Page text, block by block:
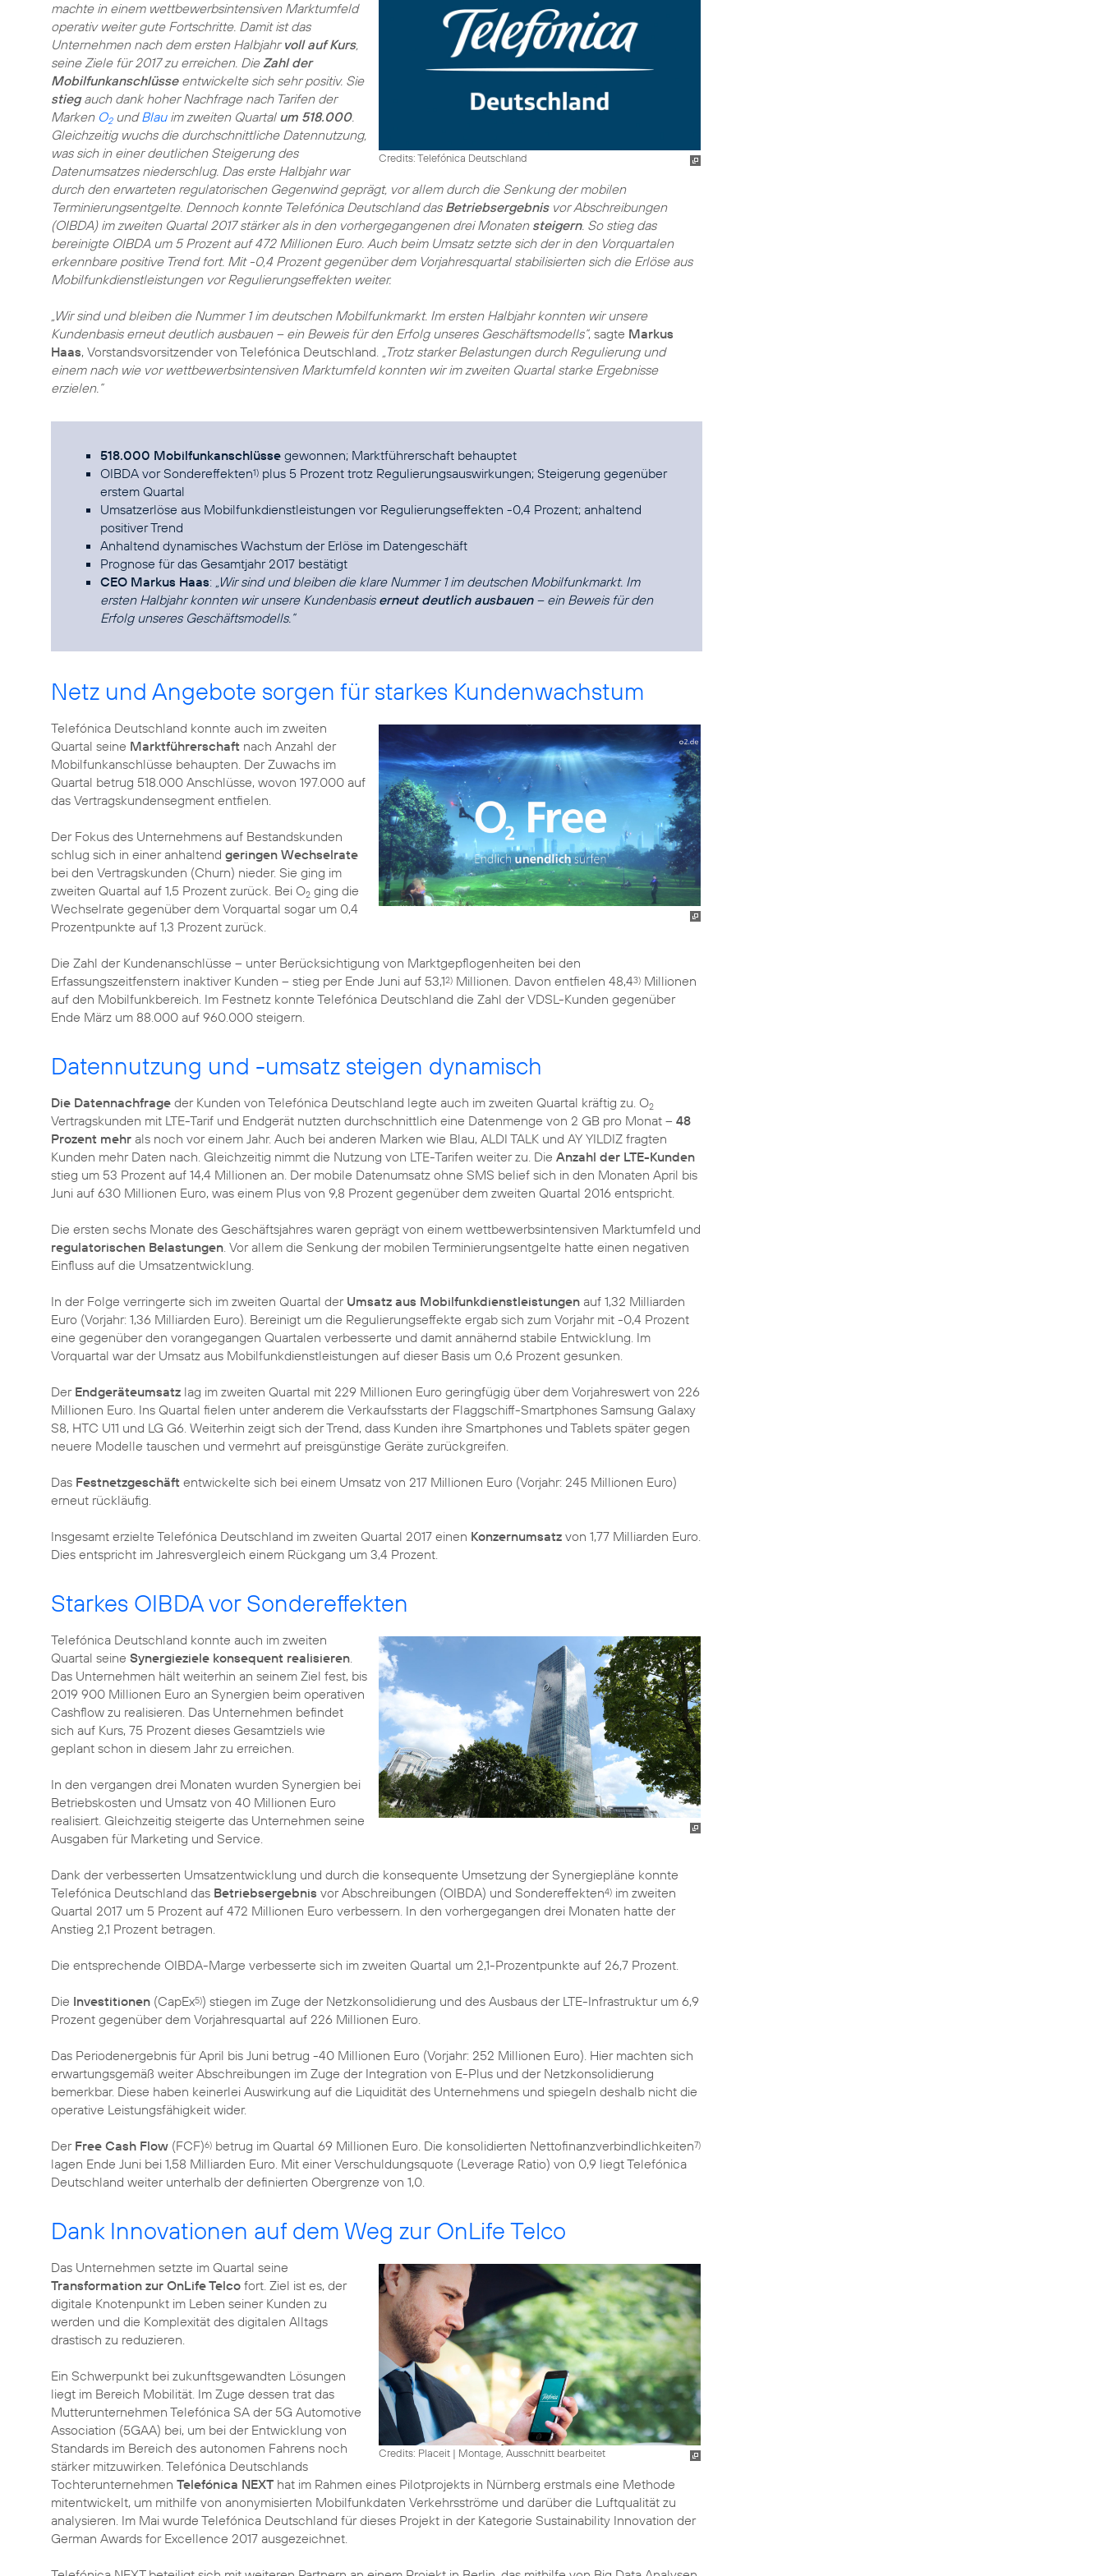
Credits: Telefónica Deutschland
machte in einem wettbewerbsintensiven Marktumfeld
operativ weiter gute Fortschritte. Damit ist das
Unternehmen nach dem ersten Halbjahr voll auf Kurs,
seine Ziele für 2017 zu erreichen. DieZahl der
Mobilfunkanschlüsseentwickelte sich sehr positiv. Sie
stiegauch dank hoher Nachfrage nach Tarifen der
Marken O2undBlauim zweiten Quartal um 518.000.
Gleichzeitig wuchs die durchschnittliche Datennutzung,
was sich in einer deutlichen Steigerung des
Datenumsatzes niederschlug. Das erste Halbjahr war
durch den erwarteten regulatorischen Gegenwind geprägt, vor allem durch die Senkung der mobilen
Terminierungsentgelte. Dennoch konnte Telefónica Deutschland das Betriebsergebnisvor Abschreibungen
(OIBDA) im zweiten Quartal 2017 stärker als in den vorhergegangenen drei Monaten steigern. So stieg das
bereinigte OIBDA um 5 Prozent auf 472 Millionen Euro. Auch beim Umsatz setzte sich der in den Vorquartalen
erkennbare positive Trend fort. Mit -0,4 Prozent gegenüber dem Vorjahresquartal stabilisierten sich die Erlöse aus
Mobilfunkdienstleistungen vor Regulierungseffekten weiter.
„Wir sind und bleiben die Nummer 1 im deutschen Mobilfunkmarkt. Im ersten Halbjahr konnten wir unsere
Kundenbasis erneut deutlich ausbauen – ein Beweis für den Erfolg unseres Geschäftsmodells“, sagte Markus
Haas, Vorstandsvorsitzender von Telefónica Deutschland. „Trotz starker Belastungen durch Regulierung und
einem nach wie vor wettbewerbsintensiven Marktumfeld konnten wir im zweiten Quartal starke Ergebnisse
erzielen.“
518.000 Mobilfunkanschlüsse gewonnen; Marktführerschaft behauptet
OIBDA vor Sondereffekten1) plus 5 Prozent trotz Regulierungsauswirkungen; Steigerung gegenüber
erstem Quartal
Umsatzerlöse aus Mobilfunkdienstleistungen vor Regulierungseffekten -0,4 Prozent; anhaltend
positiver Trend
Anhaltend dynamisches Wachstum der Erlöse im Datengeschäft
Prognose für das Gesamtjahr 2017 bestätigt
CEO Markus Haas: „Wir sind und bleiben die klare Nummer 1 im deutschen Mobilfunkmarkt. Im
ersten Halbjahr konnten wir unsere Kundenbasis erneut deutlich ausbauen– ein Beweis für den
Erfolg unseres Geschäftsmodells.“
Netz und Angebote sorgen für starkes Kundenwachstum
Telefónica Deutschland konnte auch im zweiten
Quartal seine Marktführerschaft nach Anzahl der
Mobilfunkanschlüsse behaupten. Der Zuwachs im
Quartal betrug 518.000 Anschlüsse, wovon 197.000 auf
das Vertragskundensegment entfielen.
Der Fokus des Unternehmens auf Bestandskunden
schlug sich in einer anhaltend geringen Wechselrate
bei den Vertragskunden (Churn) nieder. Sie ging im
zweiten Quartal auf 1,5 Prozent zurück. Bei O2 ging die
Wechselrate gegenüber dem Vorquartal sogar um 0,4
Prozentpunkte auf 1,3 Prozent zurück.
Die Zahl der Kundenanschlüsse – unter Berücksichtigung von Marktgepflogenheiten bei den
Erfassungszeitfenstern inaktiver Kunden – stieg per Ende Juni auf 53,12) Millionen. Davon entfielen 48,43) Millionen
auf den Mobilfunkbereich. Im Festnetz konnte Telefónica Deutschland die Zahl der VDSL-Kunden gegenüber
Ende März um 88.000 auf 960.000 steigern.
Datennutzung und -umsatz steigen dynamisch
Die Datennachfrage der Kunden von Telefónica Deutschland legte auch im zweiten Quartal kräftig zu. O2
Vertragskunden mit LTE-Tarif und Endgerät nutzten durchschnittlich eine Datenmenge von 2 GB pro Monat – 48
Prozent mehr als noch vor einem Jahr. Auch bei anderen Marken wie Blau, ALDI TALK und AY YILDIZ fragten
Kunden mehr Daten nach. Gleichzeitig nimmt die Nutzung von LTE-Tarifen weiter zu. Die Anzahl der LTE-Kunden
stieg um 53 Prozent auf 14,4 Millionen an. Der mobile Datenumsatz ohne SMS belief sich in den Monaten April bis
Juni auf 630 Millionen Euro, was einem Plus von 9,8 Prozent gegenüber dem zweiten Quartal 2016 entspricht.
Die ersten sechs Monate des Geschäftsjahres waren geprägt von einem wettbewerbsintensiven Marktumfeld und
regulatorischen Belastungen. Vor allem die Senkung der mobilen Terminierungsentgelte hatte einen negativen
Einfluss auf die Umsatzentwicklung.
In der Folge verringerte sich im zweiten Quartal der Umsatz aus Mobilfunkdienstleistungen auf 1,32 Milliarden
Euro (Vorjahr: 1,36 Milliarden Euro). Bereinigt um die Regulierungseffekte ergab sich zum Vorjahr mit -0,4 Prozent
eine gegenüber den vorangegangen Quartalen verbesserte und damit annähernd stabile Entwicklung. Im
Vorquartal war der Umsatz aus Mobilfunkdienstleistungen auf dieser Basis um 0,6 Prozent gesunken.
Der Endgeräteumsatz lag im zweiten Quartal mit 229 Millionen Euro geringfügig über dem Vorjahreswert von 226
Millionen Euro. Ins Quartal fielen unter anderem die Verkaufsstarts der Flaggschiff-Smartphones Samsung Galaxy
S8, HTC U11 und LG G6. Weiterhin zeigt sich der Trend, dass Kunden ihre Smartphones und Tablets später gegen
neuere Modelle tauschen und vermehrt auf preisgünstige Geräte zurückgreifen.
Das Festnetzgeschäft entwickelte sich bei einem Umsatz von 217 Millionen Euro (Vorjahr: 245 Millionen Euro)
erneut rückläufig.
Insgesamt erzielte Telefónica Deutschland im zweiten Quartal 2017 einen Konzernumsatz von 1,77 Milliarden Euro.
Dies entspricht im Jahresvergleich einem Rückgang um 3,4 Prozent.
Starkes OIBDA vor Sondereffekten
Telefónica Deutschland konnte auch im zweiten
Quartal seine Synergieziele konsequent realisieren.
Das Unternehmen hält weiterhin an seinem Ziel fest, bis
2019 900 Millionen Euro an Synergien beim operativen
Cashflow zu realisieren. Das Unternehmen befindet
sich auf Kurs, 75 Prozent dieses Gesamtziels wie
geplant schon in diesem Jahr zu erreichen.
In den vergangen drei Monaten wurden Synergien bei
Betriebskosten und Umsatz von 40 Millionen Euro
realisiert. Gleichzeitig steigerte das Unternehmen seine
Ausgaben für Marketing und Service.
Dank der verbesserten Umsatzentwicklung und durch die konsequente Umsetzung der Synergiepläne konnte
Telefónica Deutschland das Betriebsergebnis vor Abschreibungen (OIBDA) und Sondereffekten4) im zweiten
Quartal 2017 um 5 Prozent auf 472 Millionen Euro verbessern. In den vorhergegangen drei Monaten hatte der
Anstieg 2,1 Prozent betragen.
Die entsprechende OIBDA-Marge verbesserte sich im zweiten Quartal um 2,1-Prozentpunkte auf 26,7 Prozent.
Die Investitionen (CapEx5)) stiegen im Zuge der Netzkonsolidierung und des Ausbaus der LTE-Infrastruktur um 6,9
Prozent gegenüber dem Vorjahresquartal auf 226 Millionen Euro.
Das Periodenergebnis für April bis Juni betrug -40 Millionen Euro (Vorjahr: 252 Millionen Euro). Hier machten sich
erwartungsgemäß weiter Abschreibungen im Zuge der Integration von E-Plus und der Netzkonsolidierung
bemerkbar. Diese haben keinerlei Auswirkung auf die Liquidität des Unternehmens und spiegeln deshalb nicht die
operative Leistungsfähigkeit wider.
Der Free Cash Flow (FCF)6) betrug im Quartal 69 Millionen Euro. Die konsolidierten Nettofinanzverbindlichkeiten7)
lagen Ende Juni bei 1,58 Milliarden Euro. Mit einer Verschuldungsquote (Leverage Ratio) von 0,9 liegt Telefónica
Deutschland weiter unterhalb der definierten Obergrenze von 1,0.
Dank Innovationen auf dem Weg zur OnLife Telco
Credits: Placeit| Montage, Ausschnitt bearbeitet
Das Unternehmen setzte im Quartal seine
Transformation zur OnLife Telco fort. Ziel ist es, der
digitale Knotenpunkt im Leben seiner Kunden zu
werden und die Komplexität des digitalen Alltags
drastisch zu reduzieren.
Ein Schwerpunkt bei zukunftsgewandten Lösungen
liegt im Bereich Mobilität. Im Zuge dessen trat das
Mutterunternehmen Telefónica SA der 5G Automotive
Association (5GAA) bei, um bei der Entwicklung von
Standards im Bereich des autonomen Fahrens noch
stärker mitzuwirken. Telefónica Deutschlands
Tochterunternehmen Telefónica NEXT hat im Rahmen eines Pilotprojekts in Nürnberg erstmals eine Methode
mitentwickelt, um mithilfe von anonymisierten Mobilfunkdaten Verkehrsströme und darüber die Luftqualität zu
analysieren. Im Mai wurde Telefónica Deutschland für dieses Projekt in der Kategorie Sustainability Innovation der
German Awards for Excellence 2017 ausgezeichnet.